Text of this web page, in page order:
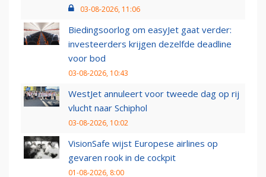
03-08-2026, 11:06
Biedingsoorlog om easyJet gaat verder:
investeerders krijgen dezelfde deadline
voor bod
03-08-2026, 10:43
WestJet annuleert voor tweede dag op rij
vlucht naar Schiphol
03-08-2026, 10:02
VisionSafe wijst Europese airlines op
gevaren rook in de cockpit
01-08-2026, 8:00